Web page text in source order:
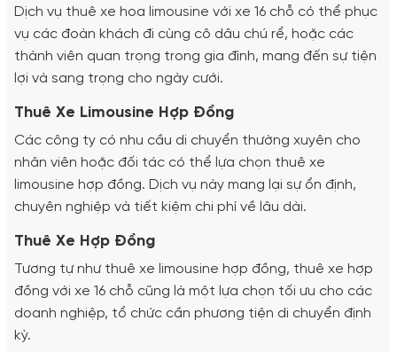
Dịch vụ thuê xe hoa limousine với xe 16 chỗ có thể phục
vụ các đoàn khách đi cùng cô dâu chú rể, hoặc các
thành viên quan trọng trong gia đình, mang đến sự tiện
lợi và sang trọng cho ngày cưới.
Thuê Xe Limousine Hợp Đồng
Các công ty có nhu cầu di chuyển thường xuyên cho
nhân viên hoặc đối tác có thể lựa chọn thuê xe
limousine hợp đồng. Dịch vụ này mang lại sự ổn định,
chuyên nghiệp và tiết kiệm chi phí về lâu dài.
Thuê Xe Hợp Đồng
Tương tự như thuê xe limousine hợp đồng, thuê xe hợp
đồng với xe 16 chỗ cũng là một lựa chọn tối ưu cho các
doanh nghiệp, tổ chức cần phương tiện di chuyển định
kỳ.